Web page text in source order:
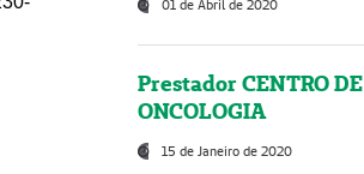
01 de Abril de 2020
Prestador CENTRO DE
ONCOLOGIA
15 de Janeiro de 2020